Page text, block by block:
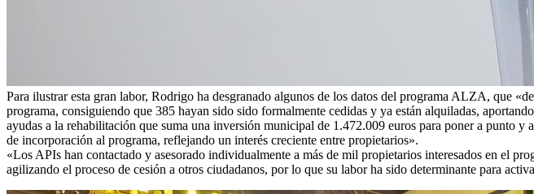
Para ilustrar esta gran labor, Rodrigo ha desgranado algunos de los datos del programa ALZA, que
programa, consiguiendo que 385 hayan sido sido formalmente cedidas y ya están alquiladas,
ayudas a la rehabilitación que suma una inversión municipal de 1.472.009 euros para poner a punto
de incorporación al programa, reflejando un interés creciente entre propietarios».
«Los APIs han contactado y asesorado individualmente a más de mil propietarios interesados en el
agilizando el proceso de cesión a otros ciudadanos, por lo que su labor ha sido determinante para